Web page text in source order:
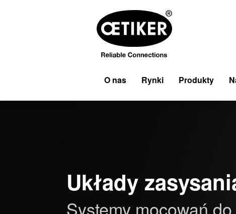
O nas Rynki Produkty
Układy
Systemy mocowań do